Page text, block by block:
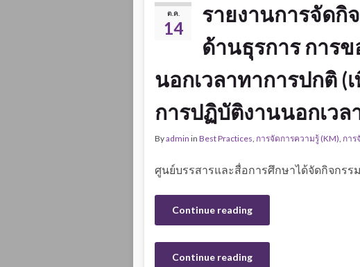
ต.ค.
14
รายงานการจัดกิ
ด้านธุรการ การ
นอกเวลาทาการปกติ (
การปฏิบัติงานนอกเวล
Byadmin in Best Practices, การจัดการความรู้ (KM), การ
ศูนย์บรรสารและสื่อการศึกษาได้จัดกิจกรร
Continue reading
Continue reading